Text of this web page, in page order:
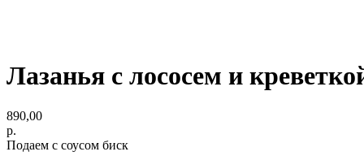
Лазанья с лососем и
890,00
р.
Подаем с соусом биск